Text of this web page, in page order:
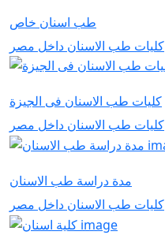
طب اسنان خاص
كليات طب الاسنان داخل مصر
كليات طب الاسنان فى الجيزة
كليات طب الاسنان داخل مصر
مدة دراسة طب الاسنان
كليات طب الاسنان داخل مصر